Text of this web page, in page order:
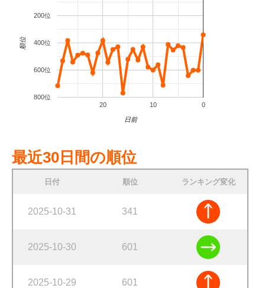
20 10 0
200位
400位
600位
800位
日前
順位
最近30日間の順位
日付 順位 ランキング変化
2025-10-31 341
2025-10-30 601
2025-10-29 601